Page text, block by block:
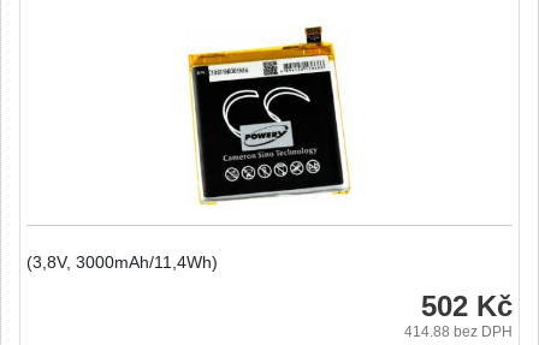
(3,8V, 3000mAh/11,4Wh)
502 Kč
414.88 bez DPH